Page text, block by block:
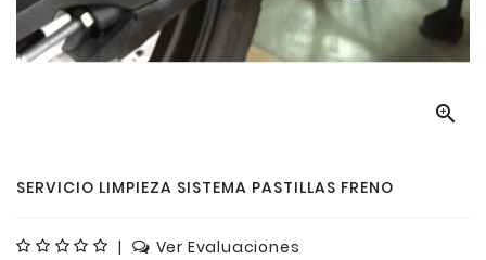

SERVICIO LIMPIEZA SISTEMA PASTILLAS FRENO
| Ver Evaluaciones